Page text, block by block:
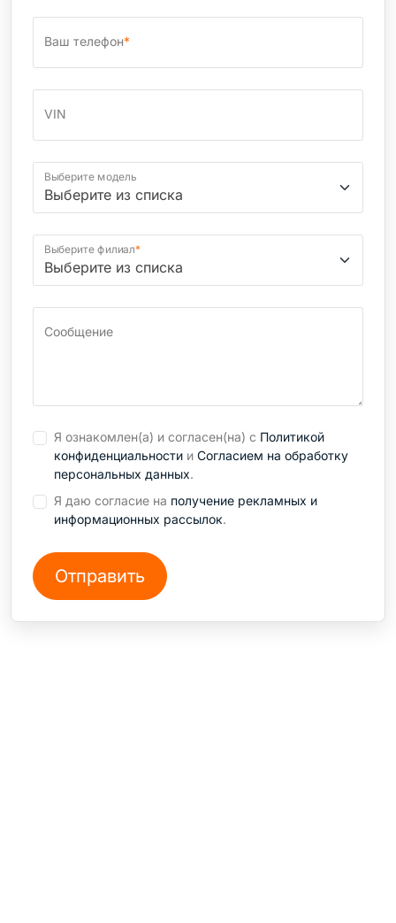
Ваш телефон*
VIN
Выберите модель
Выберите филиал*
Сообщение
Я ознакомлен(а) и согласен(на) с Политикой
конфиденциальности и Согласием на обработку
персональных данных.
Я даю согласие на получение рекламных и
информационных рассылок.